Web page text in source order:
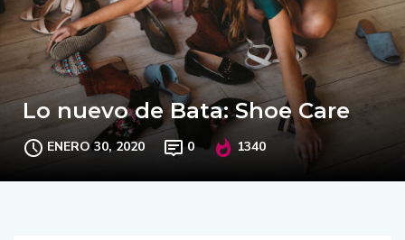
Lo nuevo de Bata: Shoe Care
ENERO 30, 2020 0 1340